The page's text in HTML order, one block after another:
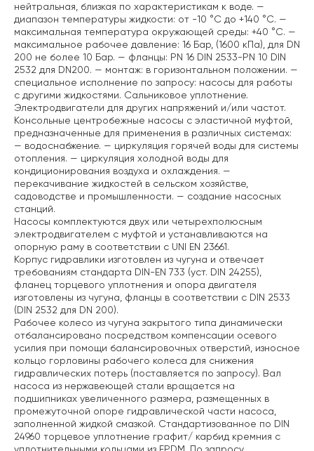
нейтральная, близкая по характеристикам к воде. —
диапазон температуры жидкости: от -10 °C до +140 °C. —
максимальная температура окружающей среды: +40 °C. —
максимальное рабочее давление: 16 Бар, (1600 кПа), для DN
200 не более 10 Бар. — фланцы: PN 16 DIN 2533-PN 10 DIN
2532 для DN200. — монтаж: в горизонтальном положении. —
специальное исполнение по запросу: насосы для работы
с другими жидкостями. Сальниковое уплотнение.
Электродвигатели для других напряжений и/или частот.
Консольные центробежные насосы с эластичной муфтой,
предназначенные для применения в различных системах:
— водоснабжение. — циркуляция горячей воды для системы
отопления. — циркуляция холодной воды для
кондиционирования воздуха и охлаждения. —
перекачивание жидкостей в сельском хозяйстве,
садоводстве и промышленности. — создание насосных
станций.
Насосы комплектуются двух или четырехполюсным
электродвигателем с муфтой и устанавливаются на
опорную раму в соответствии с UNI EN 23661.
Корпус гидравлики изготовлен из чугуна и отвечает
требованиям стандарта DIN-EN 733 (уст. DIN 24255),
фланец торцевого уплотнения и опора двигателя
изготовлены из чугуна, фланцы в соответствии с DIN 2533
(DIN 2532 для DN 200).
Рабочее колесо из чугуна закрытого типа динамически
отбалансировано посредством компенсации осевого
усилия при помощи балансировочных отверстий, износное
кольцо горловины рабочего колеса для снижения
гидравлических потерь (поставляется по запросу). Вал
насоса из нержавеющей стали вращается на
подшипниках увеличенного размера, размещенных в
промежуточной опоре гидравлической части насоса,
заполненной жидкой смазкой. Стандартизованное по DIN
24960 торцевое уплотнение графит/ карбид кремния с